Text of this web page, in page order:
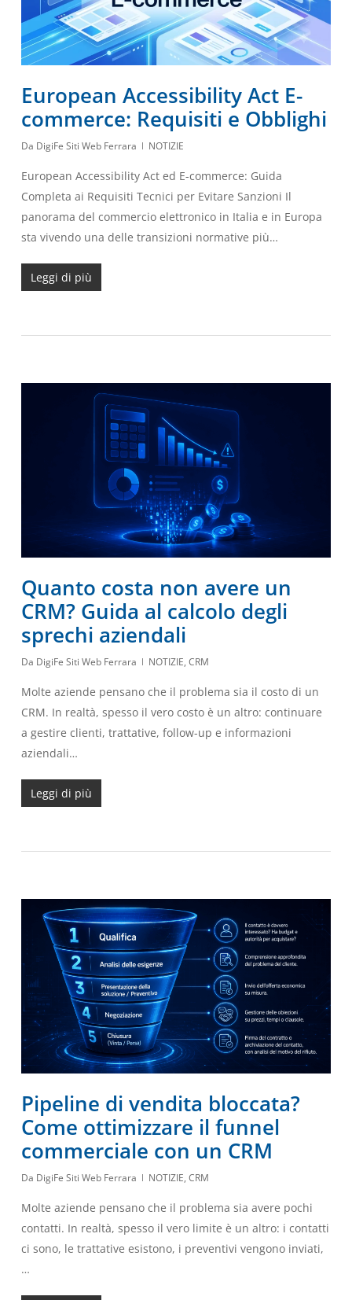
European Accessibility Act E-
commerce: Requisiti e Obblighi
Da DigiFe Siti Web Ferrara NOTIZIE
European Accessibility Act ed E-commerce: Guida
Completa ai Requisiti Tecnici per Evitare Sanzioni Il
panorama del commercio elettronico in Italia e in Europa
sta vivendo una delle transizioni normative più…
Leggi di più
Quanto costa non avere un
CRM? Guida al calcolo degli
sprechi aziendali
Da DigiFe Siti Web Ferrara NOTIZIE, CRM
Molte aziende pensano che il problema sia il costo di un
CRM. In realtà, spesso il vero costo è un altro: continuare
a gestire clienti, trattative, follow-up e informazioni
aziendali…
Leggi di più
Pipeline di vendita bloccata?
Come ottimizzare il funnel
commerciale con un CRM
Da DigiFe Siti Web Ferrara NOTIZIE, CRM
Molte aziende pensano che il problema sia avere pochi
contatti. In realtà, spesso il vero limite è un altro: i contatti
ci sono, le trattative esistono, i preventivi vengono inviati,
…